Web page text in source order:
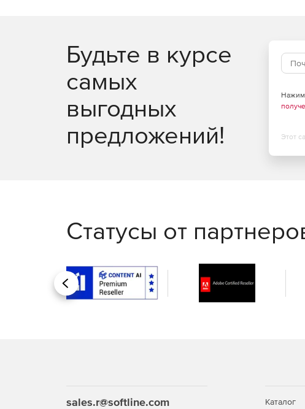
Будьте в курсе
самых
выгодных
предложений!
Этот
Статусы от
Назад
sales.r@softline.com Каталог